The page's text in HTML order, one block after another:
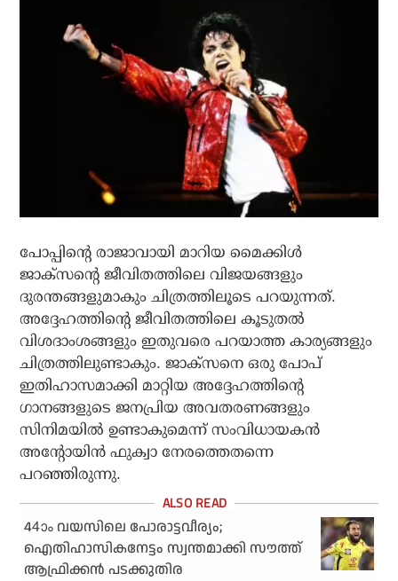
പോപ്പിന്റെ രാജാവായി മാറിയ മൈക്കിള്‍
ജാക്സന്റെ ജീവിതത്തിലെ വിജയങ്ങളും
ദുരന്തങ്ങളുമാകും ചിത്രത്തിലൂടെ പറയുന്നത്.
അദ്ദേഹത്തിന്റെ ജീവിതത്തിലെ കൂടുതല്‍
വിശദാംശങ്ങളും ഇതുവരെ പറയാത്ത കാര്യങ്ങളും
ചിത്രത്തിലുണ്ടാകും. ജാക്സനെ ഒരു പോപ്
ഇതിഹാസമാക്കി മാറ്റിയ അദ്ദേഹത്തിന്റെ
ഗാനങ്ങളുടെ ജനപ്രിയ അവതരണങ്ങളും
സിനിമയില്‍ ഉണ്ടാകുമെന്ന് സംവിധായകന്‍
അന്റോയിന്‍ ഫുക്വാ നേരത്തെതന്നെ
പറഞ്ഞിരുന്നു.
44ാം വയസിലെ പോരാട്ടവീര്യം;
ഐതിഹാസികനേട്ടം സ്വന്തമാക്കി സൗത്ത്
ആഫ്രിക്കന്‍ പടക്കുതിര